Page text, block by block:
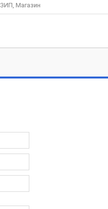
ЗИП, Магазин